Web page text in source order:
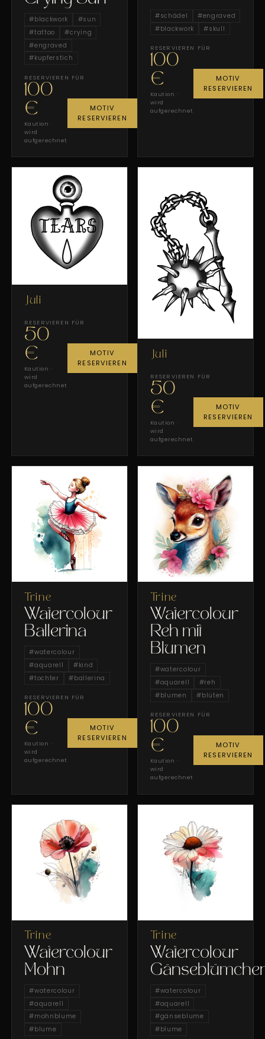
# blackwork #sun
#tattoo #crying
#engraved
# kupferstich
RESERVIEREN FÜR
100
€
Kaution ·
wird
aufgerechnet
MOTIV
RESERVIEREN
#schädel #engraved
#blackwork #skull
RESERVIEREN FÜR
100
€
Kaution ·
wird
aufgerechnet
MOTIV
RESERVIEREN
Juli
RESERVIEREN FÜR
50
€
Kaution ·
wird
aufgerechnet
MOTIV
RESERVIEREN
Juli
RESERVIEREN FÜR
50
€
Kaution ·
wird
aufgerechnet
MOTIV
RESERVIEREN
Trine
Watercolour
Ballerina
#watercolour
#aquarell # kind
#tochter #ballerina
RESERVIEREN FÜR
100
€
Kaution ·
wird
aufgerechnet
MOTIV
RESERVIEREN
Trine
Watercolour
Reh mit
Blumen
#watercolour
#aquarell #reh
#blumen #blüten
RESERVIEREN FÜR
100
€
Kaution ·
wird
aufgerechnet
MOTIV
RESERVIEREN
Trine
Watercolour
Mohn
#watercolour
#aquarell
#mohnblume
#blume
Trine
Watercolour
#watercolour
#aquarell
#gänseblume
#blume